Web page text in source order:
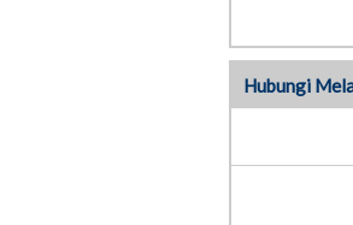
Hubungi